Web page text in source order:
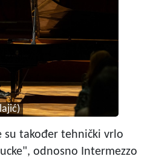
su također tehnički vrlo
odnosno Intermezzo